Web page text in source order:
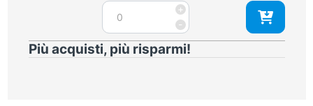
-
Vetrini
microscopio
SENZA
zona
+
Più acquisti, più risparmi!